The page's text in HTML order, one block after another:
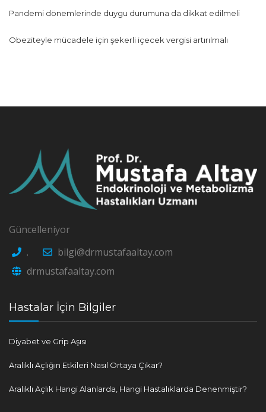
Pandemi dönemlerinde duygu durumuna da dikkat edilmeli
Obeziteyle mücadele için şekerli içecek vergisi artırılmalı
Güncelleniyor
.
bilgi@drmustafaaltay.com
drmustafaaltay.com
Hastalar İçin Bilgiler
Diyabet ve Grip Aşısı
Aralıklı Açlığın Etkileri Nasıl Ortaya Çıkar?
Aralıklı Açlık Hangi Alanlarda, Hangi Hastalıklarda Denenmiştir?